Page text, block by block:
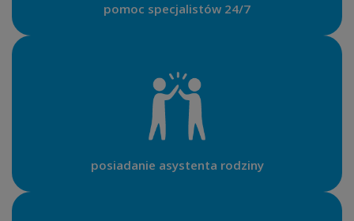
pomoc specjalistów 24/7
posiadanie asystenta rodziny